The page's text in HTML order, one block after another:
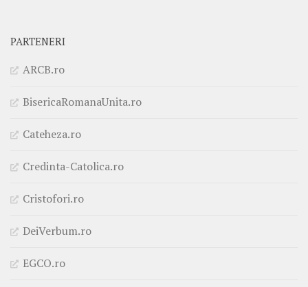
PARTENERI
ARCB.ro
BisericaRomanaUnita.ro
Cateheza.ro
Credinta-Catolica.ro
Cristofori.ro
DeiVerbum.ro
EGCO.ro